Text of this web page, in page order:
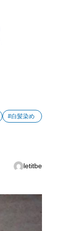
#白髪染め
letitbe